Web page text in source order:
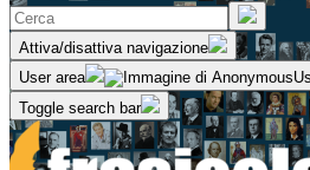
Attiva/disattiva navigazione
User area
Toggle search bar